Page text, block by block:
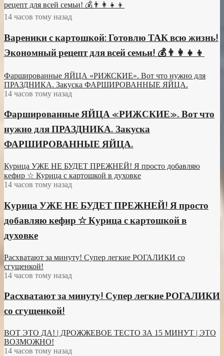
рецепт для всей семьи! 💰👨👩👧👦
14 часов тому назад
Вареники с картошкой: Готовлю ТАК всю жизнь!
Экономный рецепт для всей семьи! 💰👨👩👧👦
Фаршированные ЯЙЦА «РИЖСКИЕ». Вот что нужно для
ПРАЗДНИКА. Закуска ФАРШИРОВАННЫЕ ЯЙЦА.
14 часов тому назад
Фаршированные ЯЙЦА «РИЖСКИЕ». Вот что
нужно для ПРАЗДНИКА. Закуска
ФАРШИРОВАННЫЕ ЯЙЦА.
Курица УЖЕ НЕ БУДЕТ ПРЕЖНЕЙ! Я просто добавляю
кефир ☆ Курица с картошкой в духовке
14 часов тому назад
Курица УЖЕ НЕ БУДЕТ ПРЕЖНЕЙ! Я просто
добавляю кефир ☆ Курица с картошкой в
духовке
Расхватают за минуту! Супер легкие РОГАЛИКИ со
сгущенкой!
14 часов тому назад
Расхватают за минуту! Супер легкие РОГАЛИКИ
со сгущенкой!
ВОТ ЭТО ДА! | ДРОЖЖЕВОЕ ТЕСТО ЗА 15 МИНУТ | ЭТО
ВОЗМОЖНО!
14 часов тому назад